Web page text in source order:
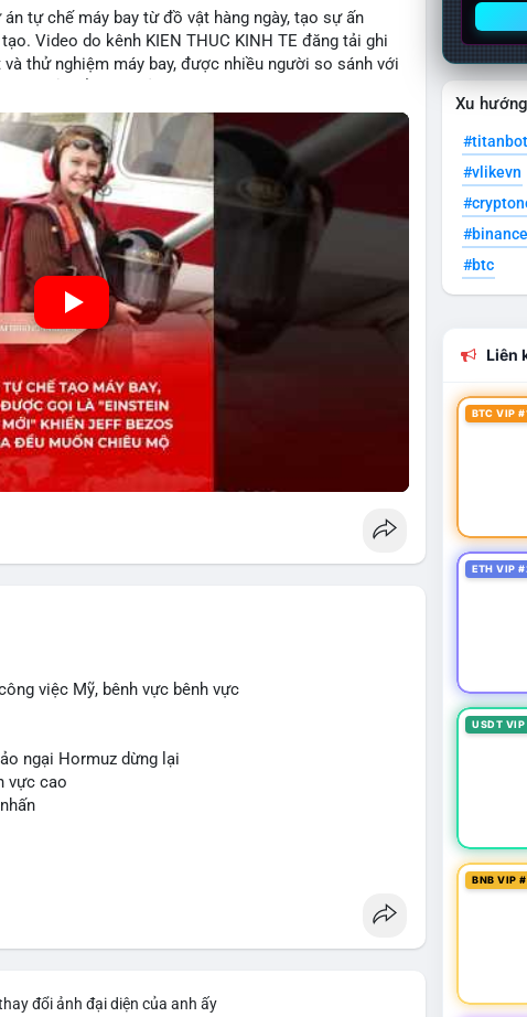
tự chế máy bay từ đồ vật hàng ngày, tạo sự ấn
Video do kênh KIEN THUC KINH TE đăng tải ghi
thử nghiệm máy bay, được nhiều người so sánh với
trong lĩnh vực công nghệ. Mặc dù chưa liên quan trực
triển của công nghệ mới thường tạo cơ hội đầu tư
hóa.
việc Mỹ, bênh vực bênh vực
ngại Hormuz dừng lại
vực cao
đổi ảnh đại diện của anh ấy
Xu
#titanbot
#vlikevn
#btc
Liên
BTC VIP
ETH VIP
USDT
BNB VIP